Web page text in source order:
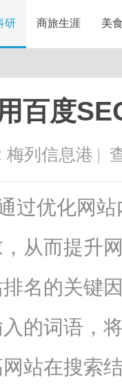
研 商旅生涯 美
百度
梅列信息港 |
过优化网
从而提升
名的关键
的词语，
站在搜索